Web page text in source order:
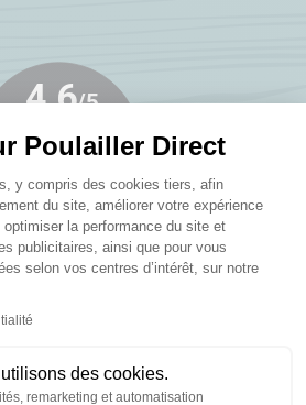
Poulailler Direct
Gestion du
y compris des cookies tiers, afin
du site, améliorer votre expérience
la performance du site et
publicitaires, ainsi que pour vous
selon vos centres d’intérêt, sur notre
des cookies.
remarketing et automatisation
consent
du 21/07/2026